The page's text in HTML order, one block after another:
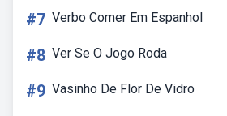
#7 Verbo Comer Em Espanhol
#8 Ver Se O Jogo Roda
#9 Vasinho De Flor De Vidro